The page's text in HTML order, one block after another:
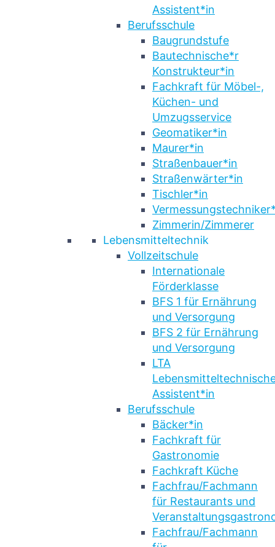
Assistent*in
Berufsschule
Baugrundstufe
Bautechnische*r
Konstrukteur*in
Fachkraft für Möbel-,
Küchen- und
Umzugsservice
Geomatiker*in
Maurer*in
Straßenbauer*in
Straßenwärter*in
Tischler*in
Zimmerin/Zimmerer
Lebensmitteltechnik
Vollzeitschule
Internationale
Förderklasse
BFS 1 für Ernährung
und Versorgung
BFS 2 für Ernährung
und Versorgung
LTA
Assistent*in
Berufsschule
Bäcker*in
Fachkraft für
Gastronomie
Fachkraft Küche
Fachfrau/Fachmann
für Restaurants und
Fachfrau/Fachmann